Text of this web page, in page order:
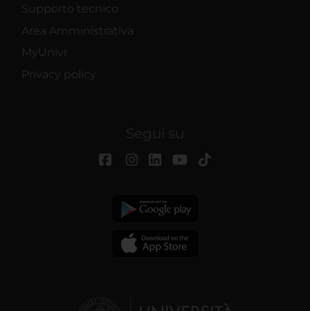
Supporto tecnico
Area Amministrativa
MyUnivr
Privacy policy
Segui su